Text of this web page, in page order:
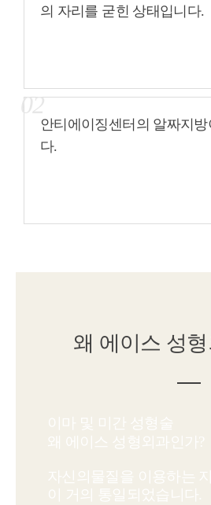
의 자리를 굳힌 상태입니다.
02
안티에이징센터의 알짜지
다.
왜 에이스 성
이마 및 미간 성형술
왜
에이스 성형외과 인가?
자신의물질을 이용하는
이 거의 통일되었습니다.